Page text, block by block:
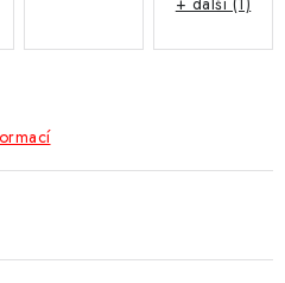
obchodu